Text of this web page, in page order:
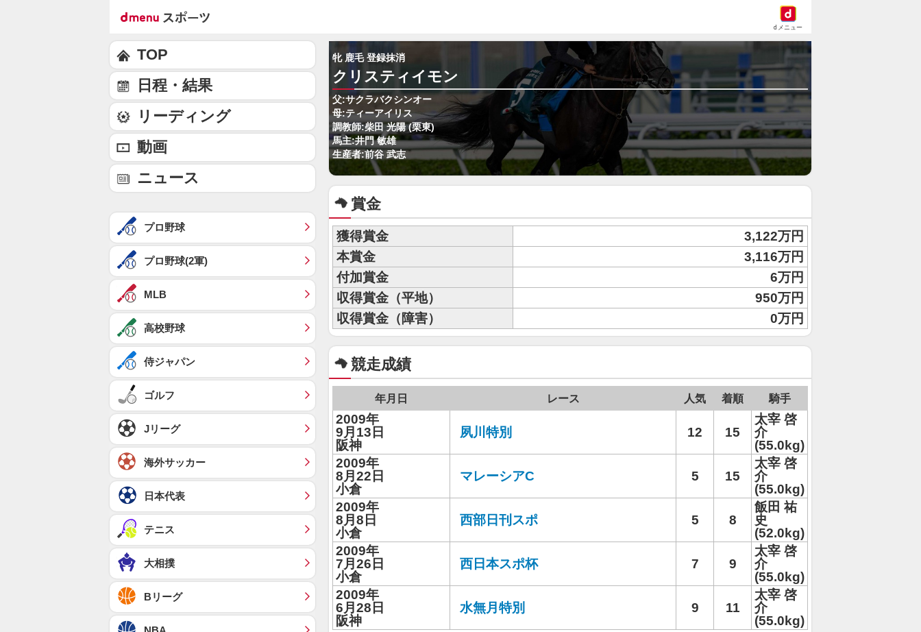
dメニュー
牝 鹿毛 登録抹消
クリスティイモン
父:サクラバクシンオー
母:ティーアイリス
調教師:柴田 光陽 (栗東)
馬主:井門 敏雄
生産者:前谷 武志
賞金
獲得賞金
3,122万円
本賞金
3,116万円
付加賞金
6万円
収得賞金（平地）
950万円
収得賞金（障害）
0万円
競走成績
年月日 レース 人気 着順 騎手
2009年
9月13日
阪神
夙川特別 12 15
太宰 啓
介
(55.0kg)
2009年
8月22日
小倉
マレーシアC 5 15
太宰 啓
介
(55.0kg)
2009年
8月8日
小倉
西部日刊スポ 5 8
飯田 祐
史
(52.0kg)
2009年
7月26日
小倉
西日本スポ杯 7 9
太宰 啓
介
(55.0kg)
2009年
6月28日
阪神
水無月特別 9 11
太宰 啓
介
(55.0kg)
TOP
日程・結果
リーディング
動画
ニュース
プロ野球
プロ野球(2軍)
MLB
高校野球
侍ジャパン
ゴルフ
Jリーグ
海外サッカー
日本代表
テニス
大相撲
Bリーグ